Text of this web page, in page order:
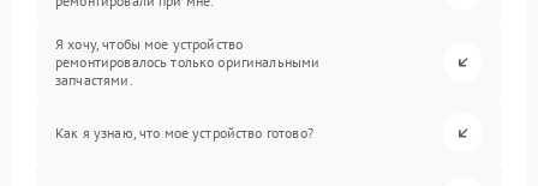
Я хочу, чтобы мое устройство
ремонтировалось только оригинальными
запчастями.
Как я узнаю, что мое устройство готово?